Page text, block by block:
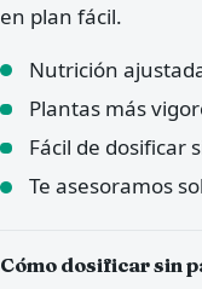
en plan fácil.
Nutrición
Plantas más
Fácil de dosificar
Te asesoramos
Cómo dosificar sin